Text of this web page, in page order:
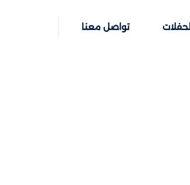
الحفلات تواصل معنا